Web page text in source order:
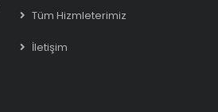
Tüm Hizmleterimiz
İletişim